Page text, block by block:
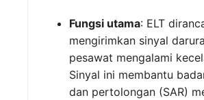
Fungsi utama: ELT
mengirimkan sinyal
pesawat mengalami
Sinyal ini membantu
dan pertolongan (SAR)